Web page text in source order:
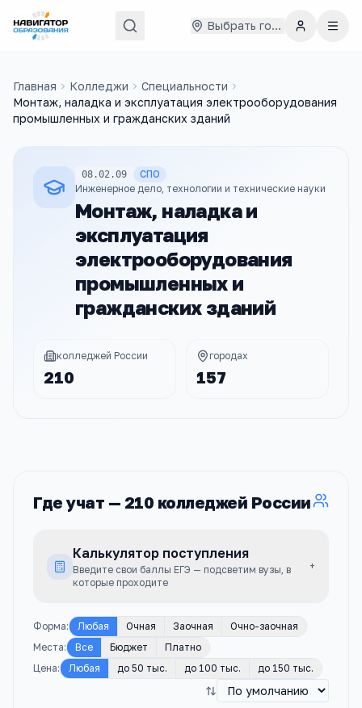
Выбрать город
Главная Колледжи
Специальности
Монтаж, наладка и эксплуатация электрооборудования
промышленных и гражданских зданий
08.02.09
СПО
Инженерное дело, технологии и технические науки
Монтаж, наладка и
эксплуатация
электрооборудования
промышленных и
гражданских зданий
колледжей России
210
городах
157
Где учат — 210 колледжей России
Калькулятор поступления
Введите свои баллы ЕГЭ — подсветим вузы, в
которые проходите
+
Форма: Любая Очная Заочная
Очно-заочная
Места: Все Бюджет
Платно
Цена: Любая до 50 тыс. до 100 тыс. до 150 тыс.